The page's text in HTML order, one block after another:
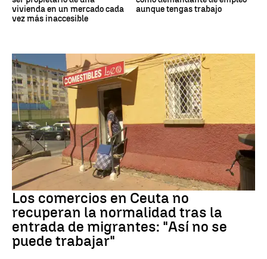
vivienda en un mercado cada
vez más inaccesible
aunque tengas trabajo
Crisis migrantes
Los comercios en Ceuta no
recuperan la normalidad tras la
entrada de migrantes: "Así no se
puede trabajar"